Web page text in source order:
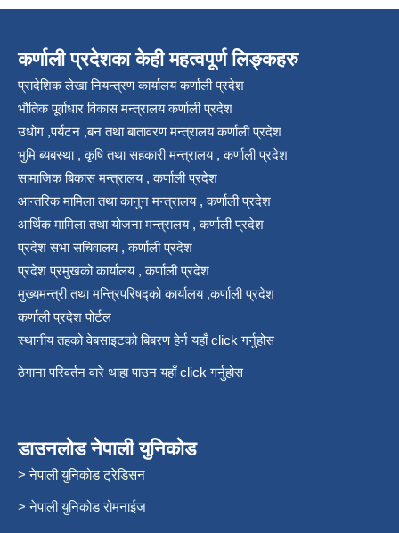
कर्णाली प्रदेशका केही महत्वपूर्ण लिङ्कहरु
प्रादेशिक लेखा नियन्त्रण कार्यालय कर्णाली प्रदेश
भौतिक पूर्वाधार विकास मन्त्रालय कर्णाली प्रदेश
उधोग ,पर्यटन ,बन तथा बातावरण मन्त्रालय कर्णाली प्रदेश
भुमि ब्यबस्था , कृषि तथा सहकारी मन्त्रालय , कर्णाली प्रदेश
सामाजिक बिकास मन्त्रालय , कर्णाली प्रदेश
आन्तरिक मामिला तथा कानुन मन्त्रालय , कर्णाली प्रदेश
आर्थिक मामिला तथा योजना मन्त्रालय , कर्णाली प्रदेश
प्रदेश सभा सचिवालय , कर्णाली प्रदेश
प्रदेश प्रमुखको कार्यालय , कर्णाली प्रदेश
मुख्यमन्त्री तथा मन्त्रिपरिषद्को कार्यालय ,कर्णाली प्रदेश
कर्णाली प्रदेश पोर्टल
स्थानीय तहको वेबसाइटको बिबरण हेर्न यहाँ click गर्नुहोस
ठेगाना परिवर्तन वारे थाहा पाउन यहाँ click गर्नुहोस
डाउनलोड नेपाली युनिकोड
> नेपाली युनिकोड ट्रेडिसन
> नेपाली युनिकोड रोमनाईज